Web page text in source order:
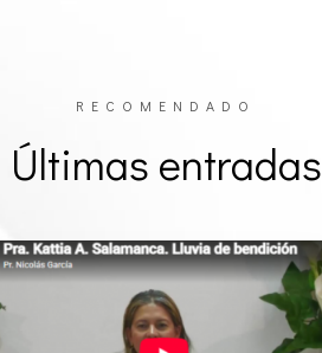
RECOMENDADO
Últimas entradas